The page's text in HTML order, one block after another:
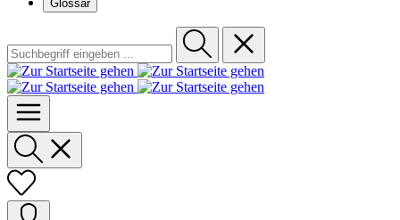
Glossar